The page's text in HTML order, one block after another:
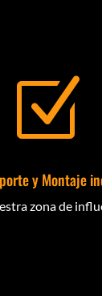
Z
y Montaje
zona de